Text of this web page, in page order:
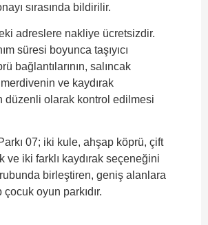
sırasında bildirilir.
adreslere nakliye ücretsizdir.
süresi boyunca taşıyıcı
bağlantılarının, salıncak
merdivenin ve kaydırak
düzenli olarak kontrol edilmesi
07; iki kule, ahşap köprü, çift
ve iki farklı kaydırak seçeneğini
birleştiren, geniş alanlara
oyun parkıdır.